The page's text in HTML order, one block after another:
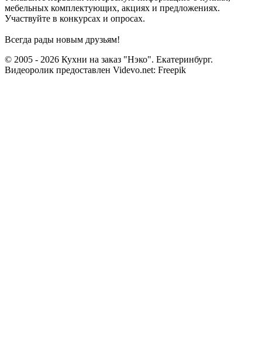
мебельных комплектующих, акциях и предложениях.
Участвуйте в конкурсах и опросах.
Всегда рады новым друзьям!
© 2005 - 2026 Кухни на заказ "Нэко". Екатеринбург.
Видеоролик предоставлен Videvo.net: Freepik